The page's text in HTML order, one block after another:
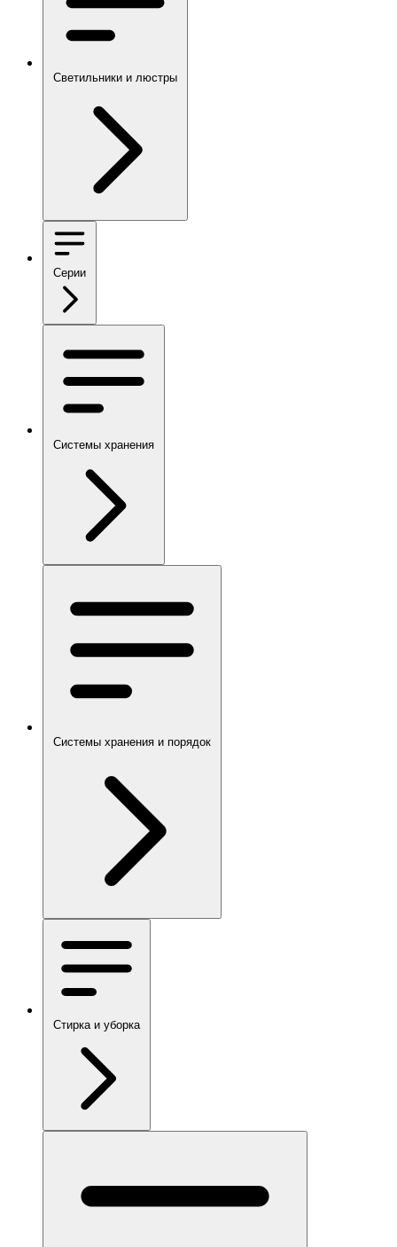
Светильники и люстры
Серии
Системы хранения
Системы хранения и порядок
Стирка и уборка